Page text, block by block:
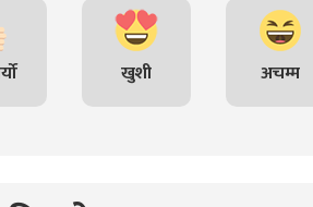
खुशी अचम्म